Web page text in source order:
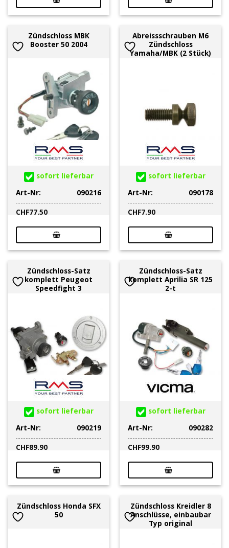
Zündschloss MBK
Booster 50 2004
sofort lieferbar
Art-Nr:
090216
CHF77.50
Abreissschrauben M6
Zündschloss
Yamaha/MBK (2 Stück)
sofort lieferbar
Art-Nr:
090178
CHF7.90
Zündschloss-Satz
komplett Peugeot
Speedfight 3
sofort lieferbar
Art-Nr:
090219
CHF89.90
Zündschloss-Satz
komplett Aprilia SR 125
2-t
sofort lieferbar
Art-Nr:
090282
CHF99.90
Zündschloss Honda SFX
50
Zündschloss Kreidler 8
Anschlüsse, einbaubar
Typ original